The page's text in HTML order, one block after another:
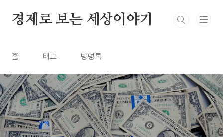
경제로 보는 세상이야기
홈 태그 방명록